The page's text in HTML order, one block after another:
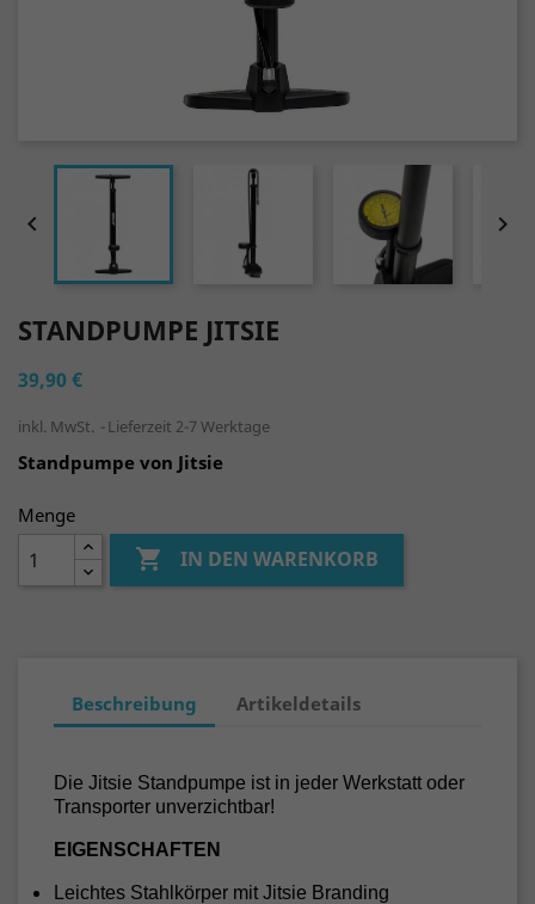
 
STANDPUMPE JITSIE
39,90 €
inkl. MwSt. Lieferzeit 2-7 Werktage
Standpumpe von Jitsie
Menge
 IN DEN WARENKORB
Beschreibung Artikeldetails
Die Jitsie Standpumpe ist in jeder Werkstatt oder
Transporter unverzichtbar!
EIGENSCHAFTEN
Leichtes Stahlkörper mit Jitsie Branding